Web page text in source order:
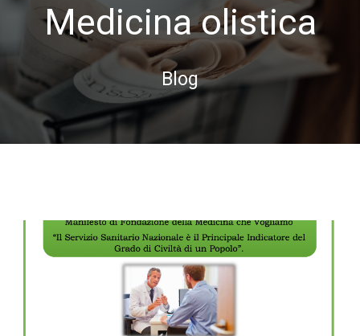
Medicina olistica
Blog